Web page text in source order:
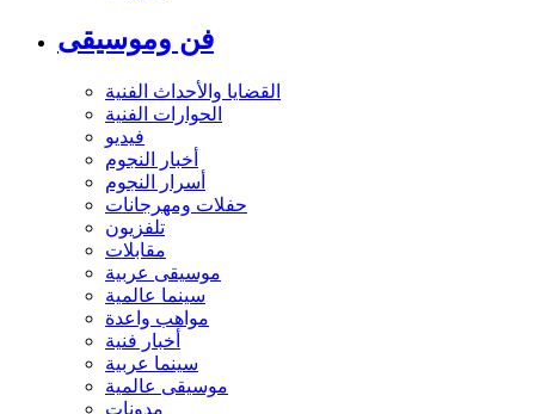
فن وموسيقى
القضايا والأحداث الفنية
الحوارات الفنية
فيديو
أخبار النجوم
أسرار النجوم
حفلات ومهرجانات
تلفزيون
مقابلات
موسيقى عربية
سينما عالمية
مواهب واعدة
أخبار فنية
سينما عربية
موسيقى عالمية
مدونات